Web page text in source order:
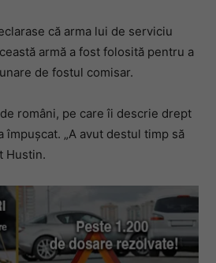
că arma lui de serviciu
armă a fost folosită pentru a
de fostul comisar.
români, pe care îi descrie drept
împușcat. „A avut destul timp să
Hustin.